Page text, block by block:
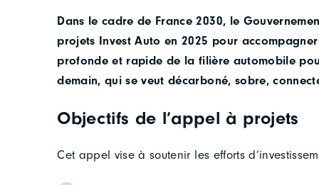
Dans le cadre de France 2030, le
projets Invest Auto en 2025 pour
profonde et rapide de la filière automobile
demain, qui se veut décarboné, sobre,
Objectifs de l’appel à projets
Cet appel vise à soutenir les efforts